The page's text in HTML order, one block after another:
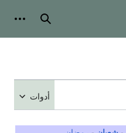
بحث
أدوات